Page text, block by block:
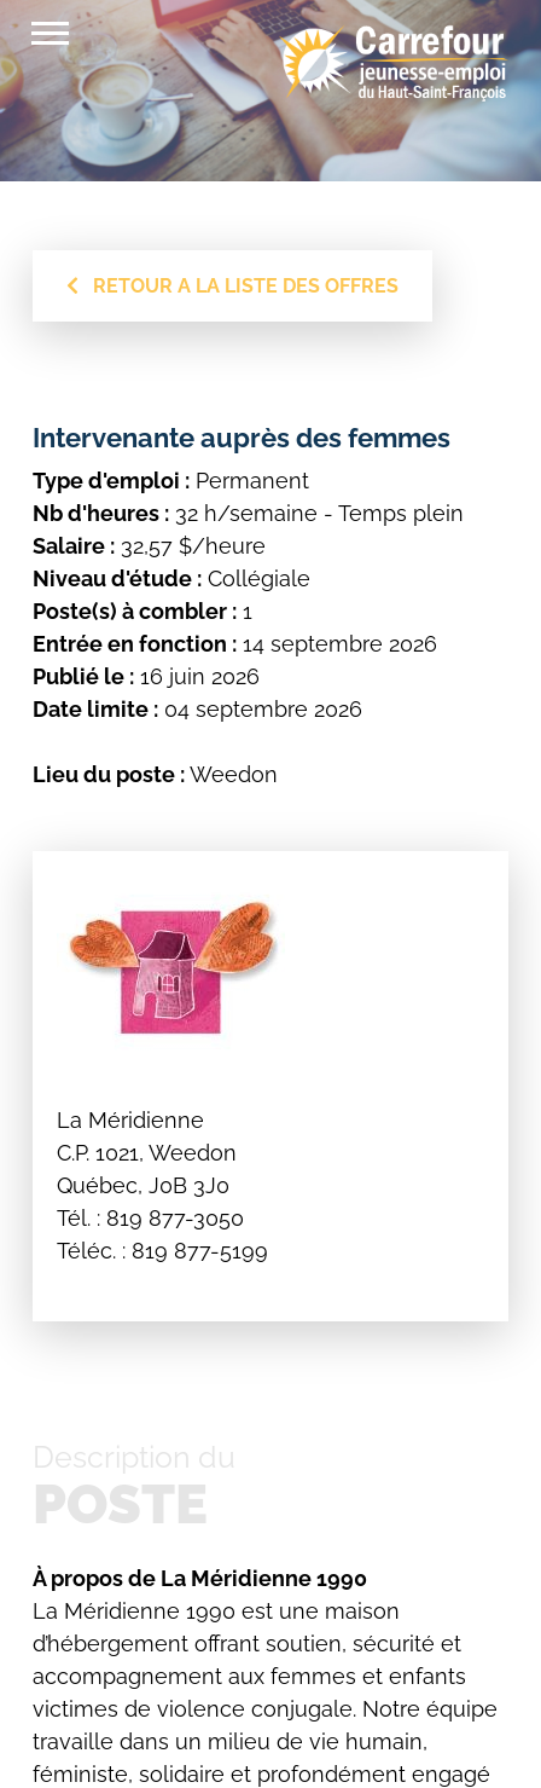
Passer
au
contenu
RETOUR A LA LISTE DES OFFRES
Intervenante auprès des femmes
Type d'emploi : Permanent
Nb d'heures : 32 h/semaine - Temps plein
Salaire : 32,57 $/heure
Niveau d'étude : Collégiale
Poste(s) à combler : 1
Entrée en fonction : 14 septembre 2026
Publié le : 16 juin 2026
Date limite : 04 septembre 2026
Lieu du poste :Weedon
La Méridienne
C.P. 1021, Weedon
Québec, J0B 3J0
Tél. : 819 877-3050
Téléc. : 819 877-5199
Description du
POSTE
À propos de La Méridienne 1990
La Méridienne 1990 est une maison
d’hébergement offrant soutien, sécurité et
accompagnement aux femmes et enfants
victimes de violence conjugale. Notre équipe
travaille dans un milieu de vie humain,
féministe, solidaire et profondément engagé